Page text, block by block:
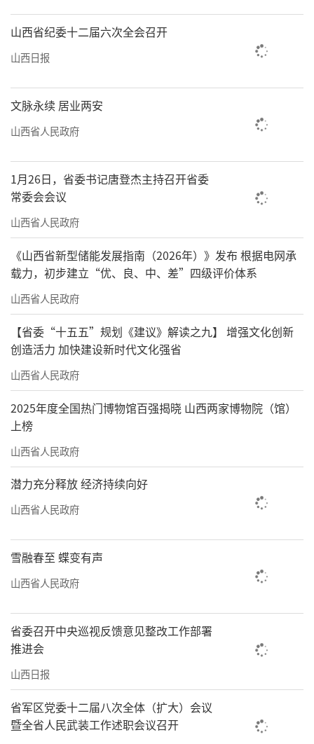
山西省纪委十二届六次全会召开
山西日报
文脉永续 居业两安
山西省人民政府
1月26日，省委书记唐登杰主持召开省委
常委会会议
山西省人民政府
《山西省新型储能发展指南（2026年）》发布 根据电网承
载力，初步建立“优、良、中、差”四级评价体系
山西省人民政府
【省委“十五五”规划《建议》解读之九】 增强文化创新
创造活力 加快建设新时代文化强省
山西省人民政府
2025年度全国热门博物馆百强揭晓 山西两家博物院（馆）
上榜
山西省人民政府
潜力充分释放 经济持续向好
山西省人民政府
雪融春至 蝶变有声
山西省人民政府
省委召开中央巡视反馈意见整改工作部署
推进会
山西日报
省军区党委十二届八次全体（扩大）会议
暨全省人民武装工作述职会议召开